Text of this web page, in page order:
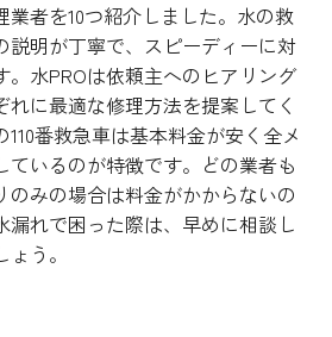
者を10つ紹介しました。水の救
説明が丁寧で、スピーディーに対
。水PROは依頼主へのヒアリング
れに最適な修理方法を提案してく
番救急車は基本料金が安く全メ
ているのが特徴です。どの業者も
のみの場合は料金がかからないの
漏れで困った際は、早めに相談し
う。